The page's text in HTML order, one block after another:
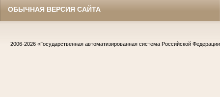
ОБЫЧНАЯ ВЕРСИЯ САЙТА
2006-2026 «Государственная автоматизированная система Российской